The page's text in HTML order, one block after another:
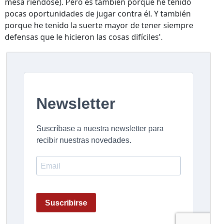
pocas oportunidades de jugar contra él. Y también
porque he tenido la suerte mayor de tener siempre
defensas que le hicieron las cosas difíciles'.